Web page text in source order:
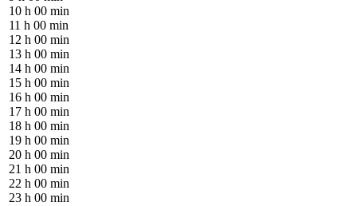
10 h 00 min
11 h 00 min
12 h 00 min
13 h 00 min
14 h 00 min
15 h 00 min
16 h 00 min
17 h 00 min
18 h 00 min
19 h 00 min
20 h 00 min
21 h 00 min
22 h 00 min
23 h 00 min